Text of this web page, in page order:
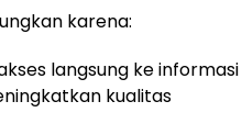
karena:
langsung ke informasi
kualitas